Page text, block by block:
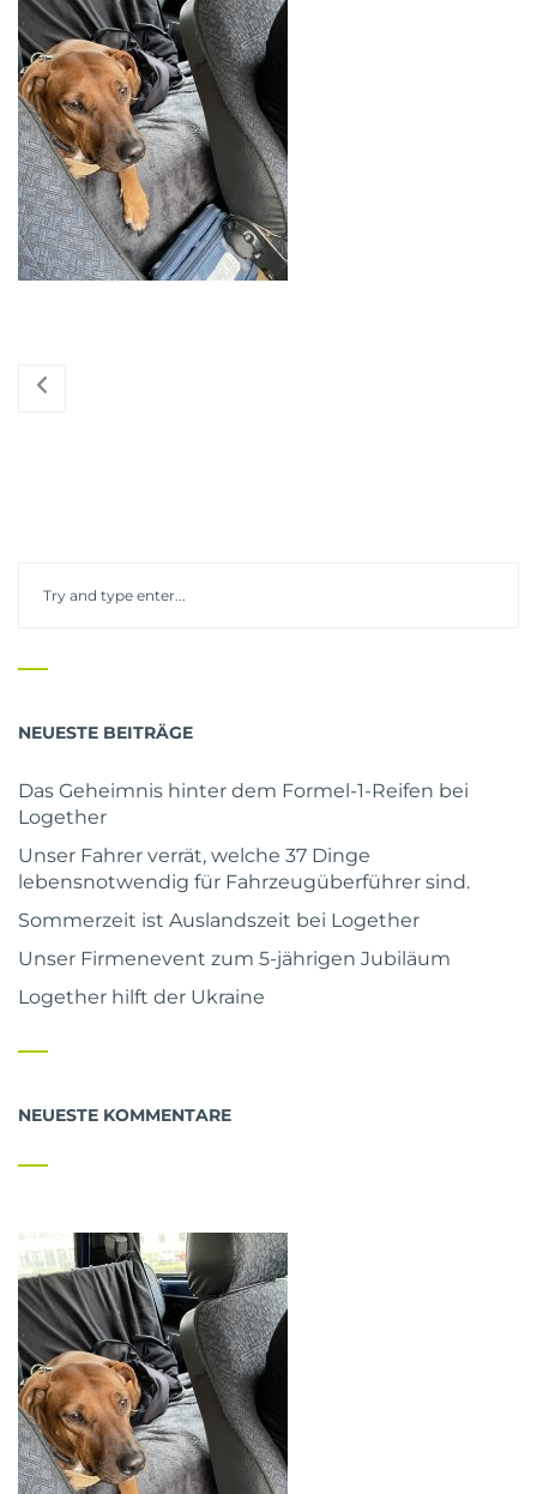
NEUESTE BEITRÄGE
Das Geheimnis hinter dem Formel-1-Reifen bei
Logether
Unser Fahrer verrät, welche 37 Dinge
lebensnotwendig für Fahrzeugüberführer sind.
Sommerzeit ist Auslandszeit bei Logether
Unser Firmenevent zum 5-jährigen Jubiläum
Logether hilft der Ukraine
NEUESTE KOMMENTARE